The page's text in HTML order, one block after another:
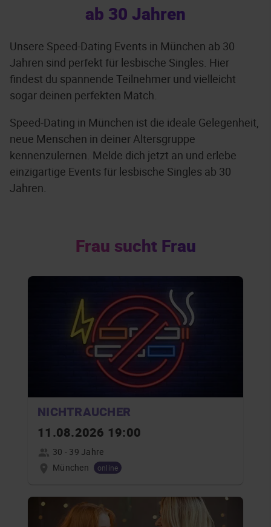
ab 30 Jahren
Unsere Speed-Dating Events in München ab 30
Jahren sind perfekt für lesbische Singles. Hier
findest du spannende Teilnehmer und vielleicht
sogar deinen perfekten Match.
Speed-Dating in München ist die ideale Gelegenheit,
neue Menschen in deiner Altersgruppe
kennenzulernen. Melde dich jetzt an und erlebe
einzigartige Events für lesbische Singles ab 30
Jahren.
Frau sucht Frau
NICHTRAUCHER
11.08.2026 19:00
30 - 39 Jahre
München
online